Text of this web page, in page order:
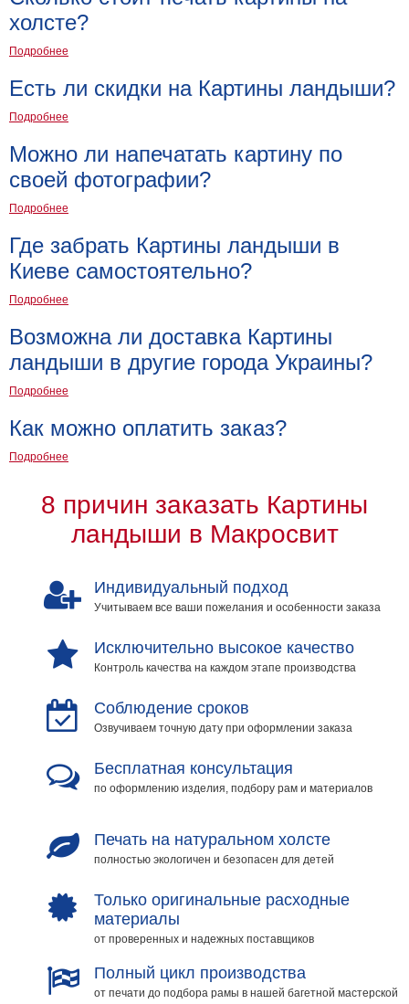
холсте?
Подробнее
Есть ли скидки на Картины ландыши?
Подробнее
Можно ли напечатать картину по
своей фотографии?
Подробнее
Где забрать Картины ландыши в
Киеве самостоятельно?
Подробнее
Возможна ли доставка Картины
ландыши в другие города Украины?
Подробнее
Как можно оплатить заказ?
Подробнее
8 причин заказать Картины
ландыши в Макросвит
Индивидуальный подход
Учитываем все ваши пожелания и особенности заказа
Исключительно высокое качество
Контроль качества на каждом этапе производства
Соблюдение сроков
Озвучиваем точную дату при оформлении заказа
Бесплатная консультация
по оформлению изделия, подбору рам и материалов
Печать на натуральном холсте
полностью экологичен и безопасен для детей
Только оригинальные расходные
материалы
от проверенных и надежных поставщиков
Полный цикл производства
от печати до подбора рамы в нашей багетной мастерской